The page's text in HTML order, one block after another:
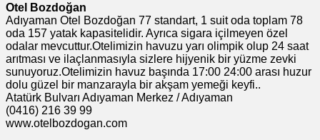
Otel Bozdoğan
Adıyaman Otel Bozdoğan 77 standart, 1 suit oda toplam 78
oda 157 yatak kapasitelidir. Ayrıca sigara içilmeyen özel
odalar mevcuttur.Otelimizin havuzu yarı olimpik olup 24 saat
arıtması ve ilaçlanmasıyla sizlere hijyenik bir yüzme zevki
sunuyoruz.Otelimizin havuz başında 17:00 24:00 arası huzur
dolu güzel bir manzarayla bir akşam yemeği keyfi..
Atatürk Bulvarı Adıyaman Merkez / Adıyaman
(0416) 216 39 99
www.otelbozdogan.com